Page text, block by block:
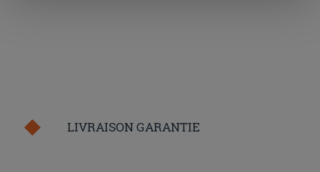
LIVRAISON GARANTIE